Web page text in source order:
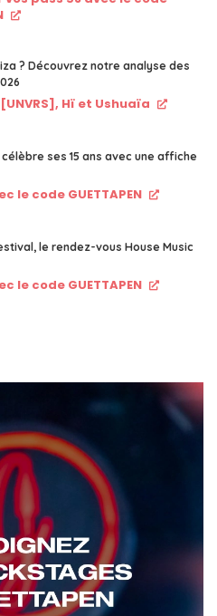
? Découvrez notre analyse des
Hï et Ushuaïa
célèbre ses 15 ans avec une affiche
le code GUETTAPEN
le rendez-vous House Music
le code GUETTAPEN